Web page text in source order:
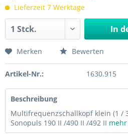
Lieferzeit 7 Werktage
In
Merken Bewerten
Artikel-Nr.: 1630.915
Beschreibung
Multifrequenzschallkopf klein (1 /
Sonopuls 190 II /490 II /492 II mehr